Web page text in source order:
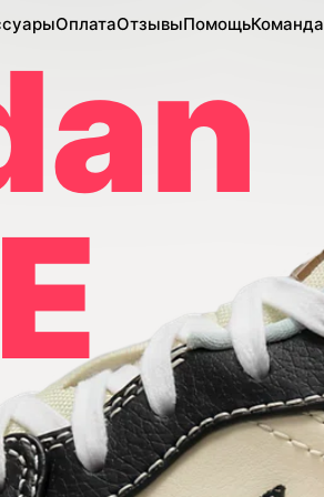
ОплатаОтзывыПомощьКоманда